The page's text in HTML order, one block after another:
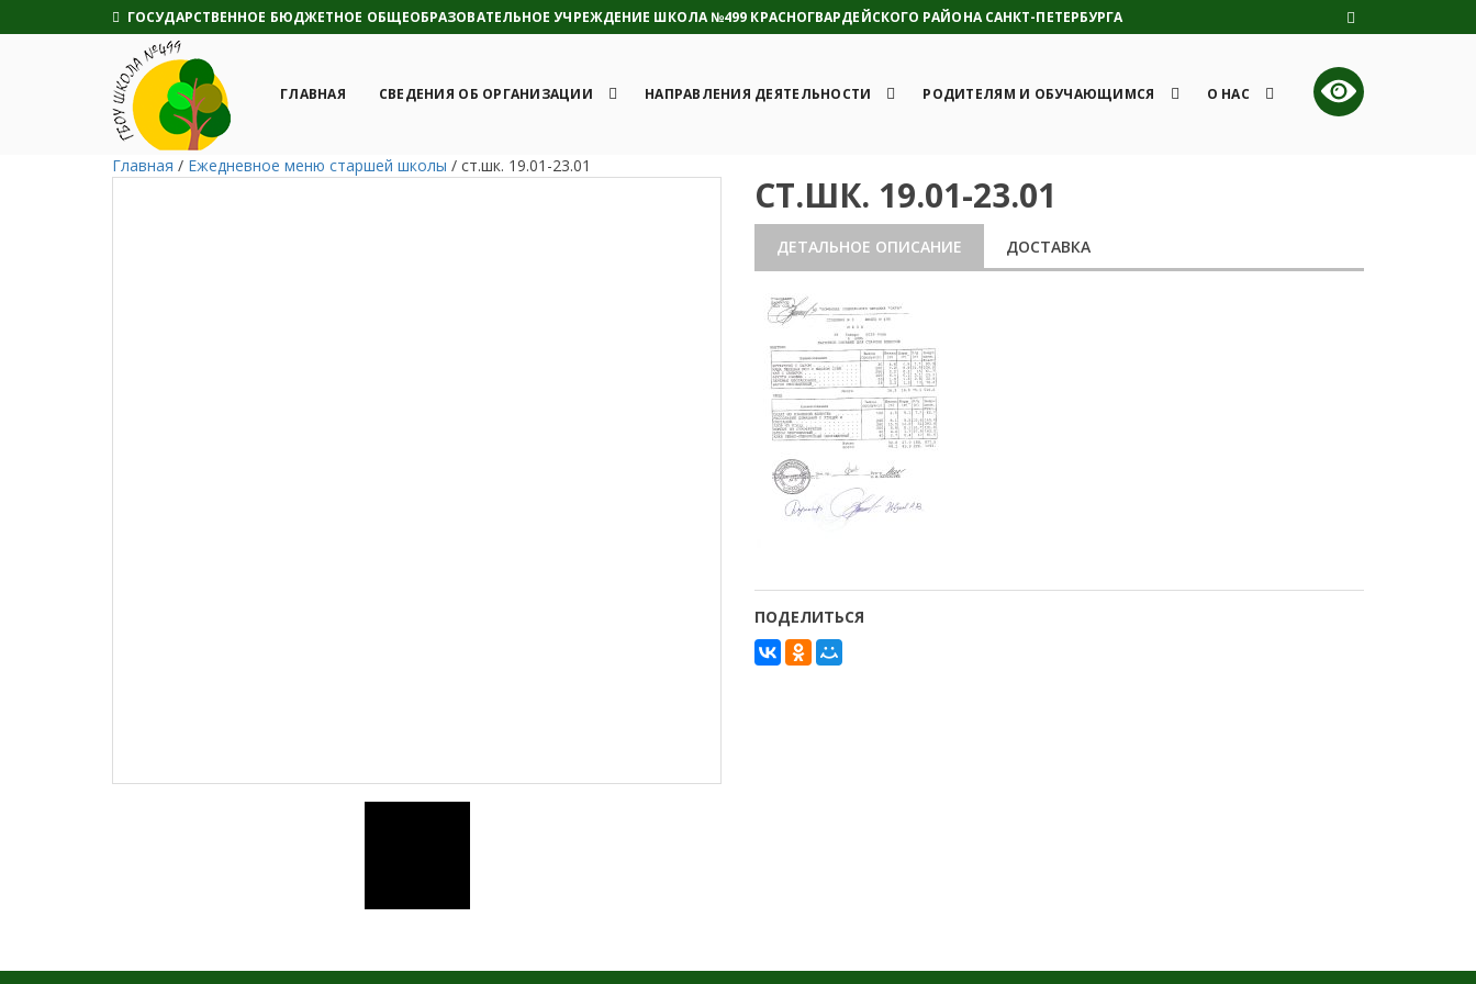
ГОСУДАРСТВЕННОЕ БЮДЖЕТНОЕ ОБЩЕОБРАЗОВАТЕЛЬНОЕ УЧРЕЖДЕНИЕ ШКОЛА №499 КРАСНОГВАРДЕЙСКОГО РАЙОНА САНКТ-ПЕТЕРБУРГА
ГЛАВНАЯ СВЕДЕНИЯ ОБ ОРГАНИЗАЦИИ НАПРАВЛЕНИЯ ДЕЯТЕЛЬНОСТИ РОДИТЕЛЯМ И ОБУЧАЮЩИМСЯ О НАС
Главная / Ежедневное меню старшей школы / ст.шк. 19.01-23.01
СТ.ШК. 19.01-23.01
ДЕТАЛЬНОЕ ОПИСАНИЕ ДОСТАВКА
ПОДЕЛИТЬСЯ